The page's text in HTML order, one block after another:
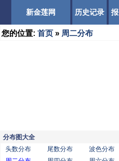
新金莲网 历史记录
您的位置: 首页 » 周二分布
分布图大全
头数分布
尾数分布 波色分布